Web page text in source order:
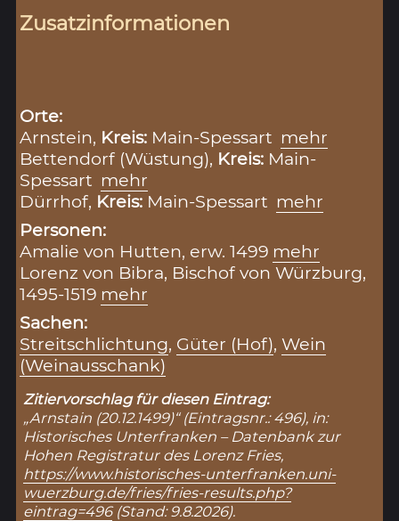
Zusatzinformationen
Orte:
Arnstein, Kreis: Main-Spessart mehr
Bettendorf (Wüstung), Kreis: Main-
Spessart mehr
Dürrhof, Kreis: Main-Spessart mehr
Personen:
Amalie von Hutten, erw. 1499 mehr
Lorenz von Bibra, Bischof von Würzburg,
1495-1519 mehr
Sachen:
Streitschlichtung, Güter (Hof),Wein
(Weinausschank)
Zitiervorschlag für diesen Eintrag:
„Arnstain (20.12.1499)“ (Eintragsnr.: 496), in:
Historisches Unterfranken – Datenbank zur
Hohen Registratur des Lorenz Fries,
https://www.historisches-unterfranken.uni-
wuerzburg.de/fries/fries-results.php?
eintrag=496(Stand: 9.8.2026).